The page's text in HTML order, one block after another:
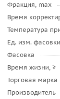
Фракция, max
Время
Температура
Ед. изм. фасовки
Фасовка
Время жизни, ≥
Торговая марка
Производитель